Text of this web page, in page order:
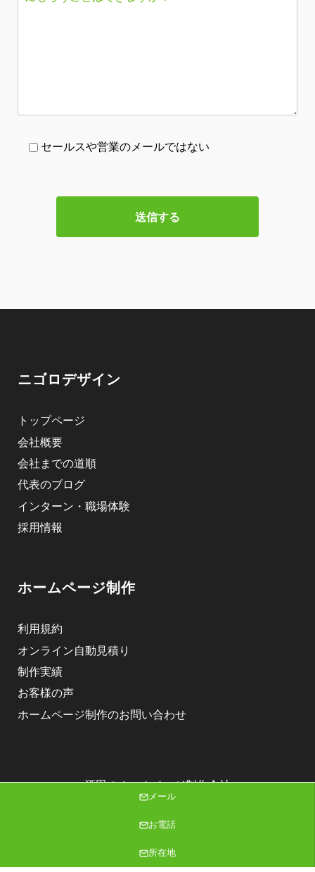
セールスや営業のメールではない
ニゴロデザイン
トップページ
会社概要
会社までの道順
代表のブログ
インターン・職場体験
採用情報
ホームページ制作
利用規約
オンライン自動見積り
制作実績
お客様の声
ホームページ制作のお問い合わせ
酒田のホームページ制作会社
株式会社ニゴロデザイン
Copyright (C) 2026 株式会社ニゴロデザイン All Rights Reserved.
メール
お電話
所在地